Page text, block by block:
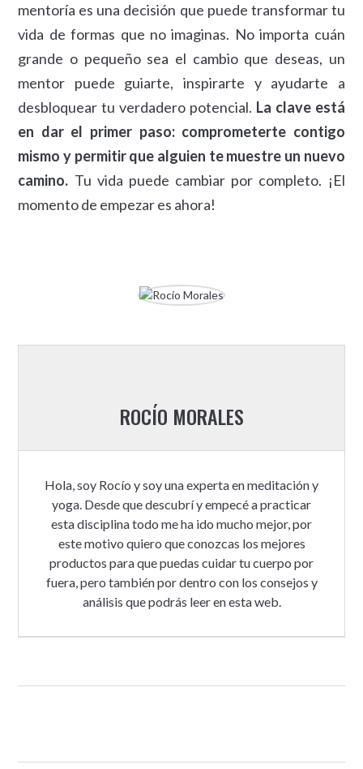
mentoría es una decisión que puede transformar tu
vida de formas que no imaginas. No importa cuán
grande o pequeño sea el cambio que deseas, un
mentor puede guiarte, inspirarte y ayudarte a
desbloquear tu verdadero potencial. La clave está
en dar el primer paso: comprometerte contigo
mismo y permitir que alguien te muestre un nuevo
camino. Tu vida puede cambiar por completo. ¡El
momento de empezar es ahora!
ROCÍO MORALES
Hola, soy Rocío y soy una experta en meditación y
yoga. Desde que descubrí y empecé a practicar
esta disciplina todo me ha ido mucho mejor, por
este motivo quiero que conozcas los mejores
productos para que puedas cuidar tu cuerpo por
fuera, pero también por dentro con los consejos y
análisis que podrás leer en esta web.